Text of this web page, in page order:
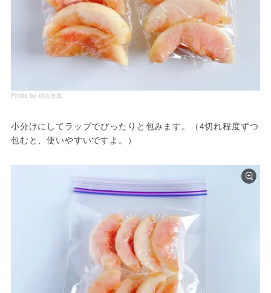
Photo by 稲吉永恵
小分けにしてラップでぴったりと包みます。（4切れ程度ずつ
包むと、使いやすいですよ。）